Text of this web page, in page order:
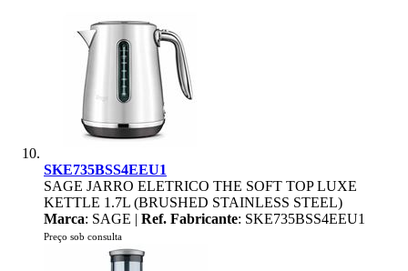
SKE735BSS4EEU1
SAGE JARRO ELETRICO THE SOFT TOP LUXE
KETTLE 1.7L (BRUSHED STAINLESS STEEL)
Marca: SAGE | Ref. Fabricante: SKE735BSS4EEU1
Preço sob consulta